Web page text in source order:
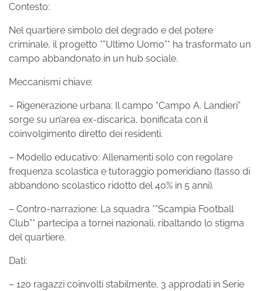
Contesto:
Nel quartiere simbolo del degrado e del potere
criminale, il progetto *”Ultimo Uomo”* ha trasformato un
campo abbandonato in un hub sociale.
Meccanismi chiave:
– Rigenerazione urbana: Il campo “Campo A. Landieri”
sorge su un’area ex-discarica, bonificata con il
coinvolgimento diretto dei residenti.
– Modello educativo: Allenamenti solo con regolare
frequenza scolastica e tutoraggio pomeridiano (tasso di
abbandono scolastico ridotto del 40% in 5 anni).
– Contro-narrazione: La squadra *”Scampia Football
Club”* partecipa a tornei nazionali, ribaltando lo stigma
del quartiere.
Dati:
– 120 ragazzi coinvolti stabilmente, 3 approdati in Serie